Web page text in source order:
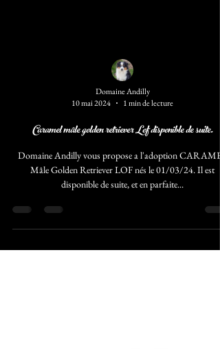
Domaine Andilly
10 mai 2024
1 min de lecture
Caramel mâle golden retriever Lof disponible de suite.
Domaine Andilly vous propose a l'adoption
Mâle Golden Retriever LOF nés le 01/03/24. Il est
disponible de suite, et en parfaite...